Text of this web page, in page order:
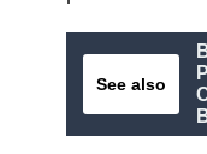
See also